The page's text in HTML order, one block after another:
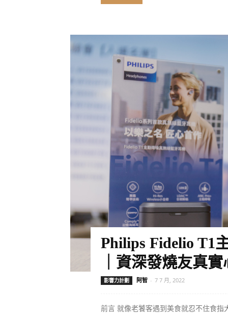
Philips Fidelio T1
｜資深發燒友真
影響力計劃 阿智 - 7 7 月, 2022
前言 就像老饕客遇到美食就忍不住食